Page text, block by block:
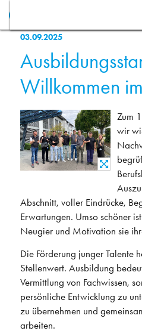
03.09.2025
Willkommen
Zum
wir
Abschnitt, voller Eindrücke,
Erwartungen. Umso schöner
Neugier und Motivation sie
Die Förderung junger Talente
Stellenwert. Ausbildung
Vermittlung von Fachwissen,
persönliche Entwicklung zu
zu übernehmen und
arbeiten.